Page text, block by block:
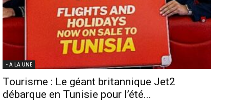
- A LA UNE
Tourisme : Le géant britannique Jet2
débarque en Tunisie pour l’été...